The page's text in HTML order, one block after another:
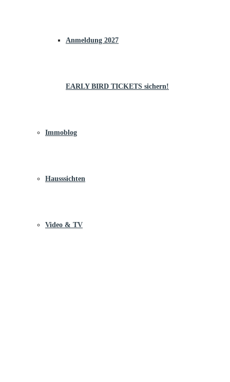
Anmeldung 2027
EARLY BIRD TICKETS sichern!
Immoblog
Hausssichten
Video & TV